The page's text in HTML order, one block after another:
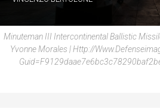
Minuteman III Intercontinental Ballistic
Yvonne Morales | Http://